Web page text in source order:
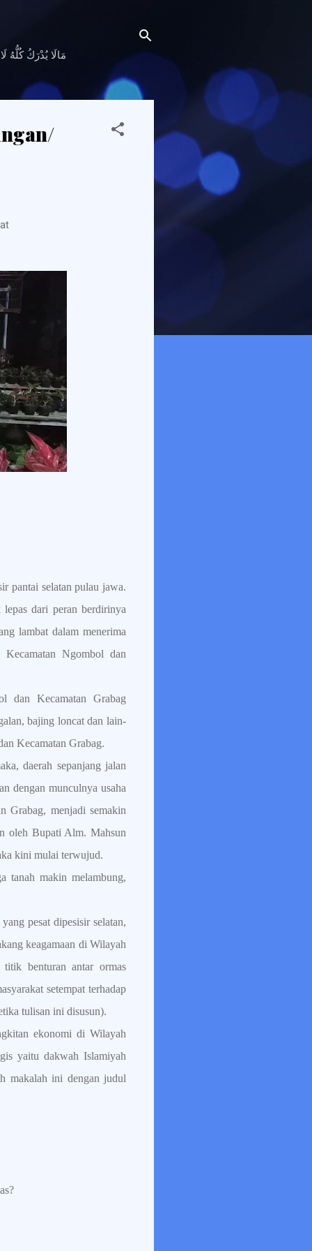
pantai selatan pulau jawa.
dari peran berdirinya
lambat dalam menerima
Kecamatan Ngombol dan
dan Kecamatan Grabag
bajing loncat dan lain-
Kecamatan Grabag.
daerah sepanjang jalan
dengan munculnya usaha
Grabag, menjadi semakin
oleh Bupati Alm. Mahsun
kini mulai terwujud.
tanah makin melambung,
pesat dipesisir selatan,
keagamaan di Wilayah
benturan antar ormas
setempat terhadap
tulisan ini disusun).
ekonomi di Wilayah
yaitu dakwah Islamiyah
makalah ini dengan judul